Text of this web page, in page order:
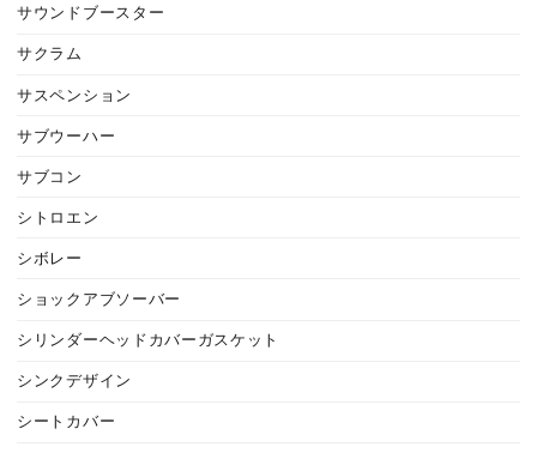
サウンドブースター
サクラム
サスペンション
サブウーハー
サブコン
シトロエン
シボレー
ショックアブソーバー
シリンダーヘッドカバーガスケット
シンクデザイン
シートカバー